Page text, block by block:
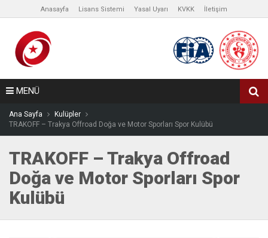
Anasayfa Lisans Sistemi Yasal Uyarı KVKK İletişim
MENÜ
Ana Sayfa
Kulüpler
TRAKOFF – Trakya Offroad Doğa ve Motor Sporları Spor Kulübü
TRAKOFF – Trakya Offroad
Doğa ve Motor Sporları Spor
Kulübü